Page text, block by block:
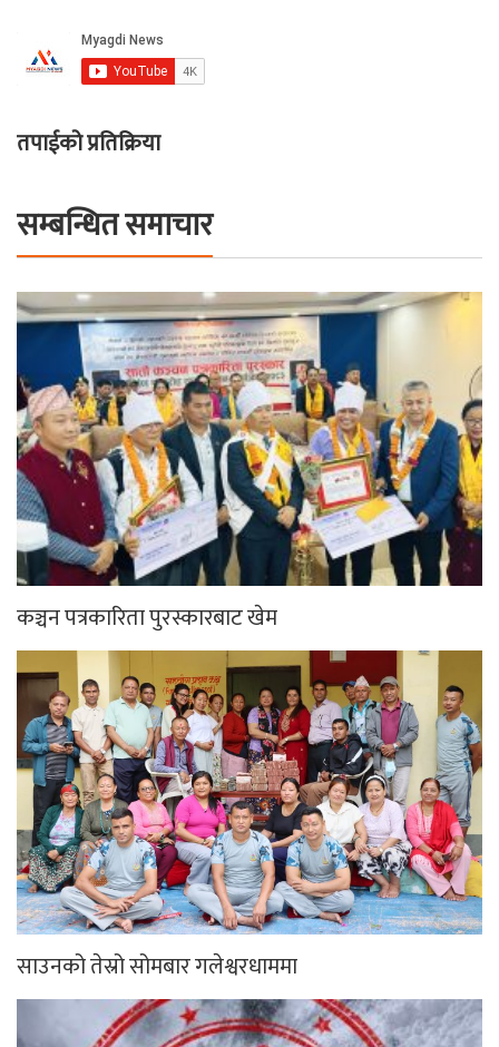
तपाईको प्रतिक्रिया
सम्बन्धित समाचार
कञ्चन पत्रकारिता पुरस्कारबाट खेम
साउनको तेस्रो सोमबार गलेश्वरधाममा